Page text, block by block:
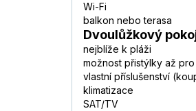
Wi-Fi
balkon nebo terasa
Dvoulůžkový
nejblíže k pláži
možnost přistýlky až
vlastní příslušenství
klimatizace
SAT/TV